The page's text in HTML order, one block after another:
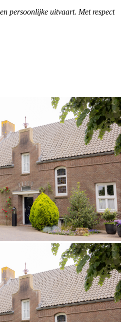
persoonlijke uitvaart. Met respect